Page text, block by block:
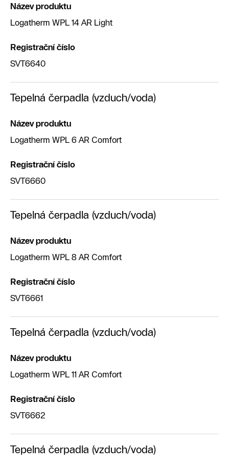
Název produktu
Logatherm WPL 14 AR Light
Registrační číslo
SVT6640
Tepelná čerpadla (vzduch/voda)
Název produktu
Logatherm WPL 6 AR Comfort
Registrační číslo
SVT6660
Tepelná čerpadla (vzduch/voda)
Název produktu
Logatherm WPL 8 AR Comfort
Registrační číslo
SVT6661
Tepelná čerpadla (vzduch/voda)
Název produktu
Logatherm WPL 11 AR Comfort
Registrační číslo
SVT6662
Tepelná čerpadla (vzduch/voda)